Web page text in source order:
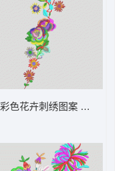
彩色花卉刺绣图案 靓花